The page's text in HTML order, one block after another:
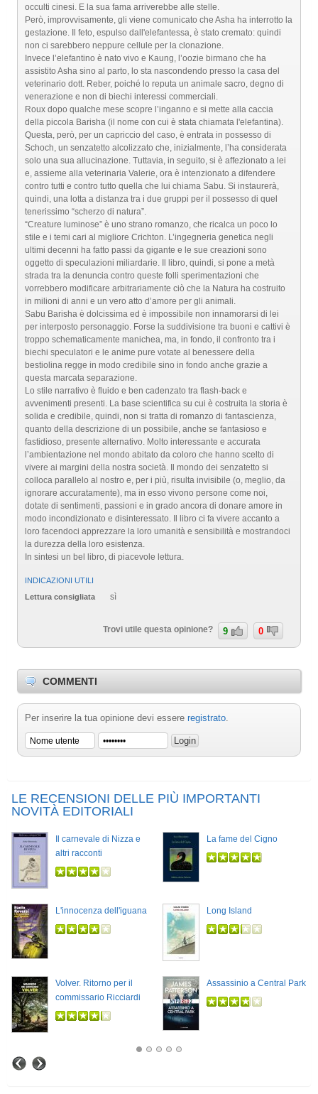
occulti cinesi. E la sua fama arriverebbe alle stelle.
Però, improvvisamente, gli viene comunicato che Asha ha interrotto la
gestazione. Il feto, espulso dall'elefantessa, è stato cremato: quindi
non ci sarebbero neppure cellule per la clonazione.
Invece l’elefantino è nato vivo e Kaung, l’oozie birmano che ha
assistito Asha sino al parto, lo sta nascondendo presso la casa del
veterinario dott. Reber, poiché lo reputa un animale sacro, degno di
venerazione e non di biechi interessi commerciali.
Roux dopo qualche mese scopre l’inganno e si mette alla caccia
della piccola Barisha (il nome con cui è stata chiamata l'elefantina).
Questa, però, per un capriccio del caso, è entrata in possesso di
Schoch, un senzatetto alcolizzato che, inizialmente, l’ha considerata
solo una sua allucinazione. Tuttavia, in seguito, si è affezionato a lei
e, assieme alla veterinaria Valerie, ora è intenzionato a difendere
contro tutti e contro tutto quella che lui chiama Sabu. Si instaurerà,
quindi, una lotta a distanza tra i due gruppi per il possesso di quel
tenerissimo “scherzo di natura”.
“Creature luminose” è uno strano romanzo, che ricalca un poco lo
stile e i temi cari al migliore Crichton. L’ingegneria genetica negli
ultimi decenni ha fatto passi da gigante e le sue creazioni sono
oggetto di speculazioni miliardarie. Il libro, quindi, si pone a metà
strada tra la denuncia contro queste folli sperimentazioni che
vorrebbero modificare arbitrariamente ciò che la Natura ha costruito
in milioni di anni e un vero atto d’amore per gli animali.
Sabu Barisha è dolcissima ed è impossibile non innamorarsi di lei
per interposto personaggio. Forse la suddivisione tra buoni e cattivi è
troppo schematicamente manichea, ma, in fondo, il confronto tra i
biechi speculatori e le anime pure votate al benessere della
bestiolina regge in modo credibile sino in fondo anche grazie a
questa marcata separazione.
Lo stile narrativo è fluido e ben cadenzato tra flash-back e
avvenimenti presenti. La base scientifica su cui è costruita la storia è
solida e credibile, quindi, non si tratta di romanzo di fantascienza,
quanto della descrizione di un possibile, anche se fantasioso e
fastidioso, presente alternativo. Molto interessante e accurata
l’ambientazione nel mondo abitato da coloro che hanno scelto di
vivere ai margini della nostra società. Il mondo dei senzatetto si
colloca parallelo al nostro e, per i più, risulta invisibile (o, meglio, da
ignorare accuratamente), ma in esso vivono persone come noi,
dotate di sentimenti, passioni e in grado ancora di donare amore in
modo incondizionato e disinteressato. Il libro ci fa vivere accanto a
loro facendoci apprezzare la loro umanità e sensibilità e mostrandoci
la durezza della loro esistenza.
In sintesi un bel libro, di piacevole lettura.
INDICAZIONI UTILI
Lettura consigliata
sì
Trovi utile questa opinione? 9 0
COMMENTI
Per inserire la tua opinione devi essere registrato.
LE RECENSIONI DELLE PIÙ IMPORTANTI
NOVITÀ EDITORIALI
Il carnevale di Nizza e
altri racconti
La fame del Cigno
L'innocenza dell'iguana Long Island
Volver. Ritorno per il
commissario Ricciardi
Assassinio a Central Park